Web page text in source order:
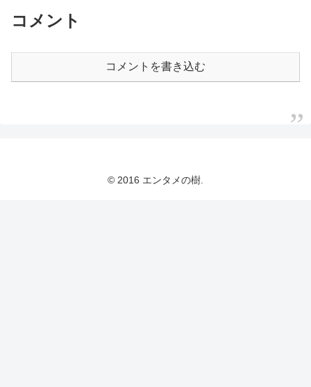
コメント
コメントを書き込む
© 2016 エンタメの樹.